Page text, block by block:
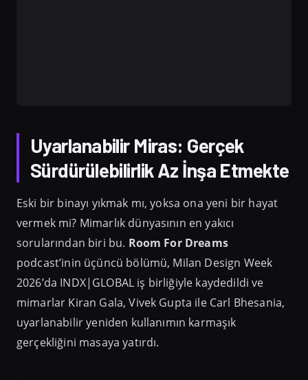
Uyarlanabilir Miras: Gerçek
Sürdürülebilirlik Az İnşa Etmekte
Eski bir binayı yıkmak mı, yoksa ona yeni bir hayat
vermek mi? Mimarlık dünyasının en yakıcı
sorularından biri bu. Room For Dreams
podcast’inin üçüncü bölümü, Milan Design Week
2026’da INDX|GLOBAL iş birliğiyle kaydedildi ve
mimarlar Kiran Gala, Vivek Gupta ile Carl Bhesania,
uyarlanabilir yeniden kullanımın karmaşık
gerçekliğini masaya yatırdı.